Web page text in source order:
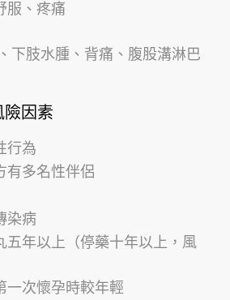
服、疼痛
下肢水腫、背痛、腹股溝淋巴
險因素
行為
有多名性伴侶
染病
五年以上（停藥十年以上，風
一次懷孕時較年輕